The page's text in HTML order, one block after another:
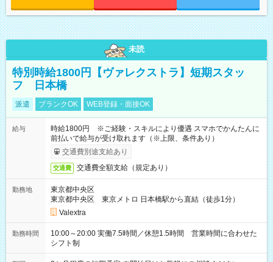
未読
特別時給1800円【ヴァレクストラ】短期スタッ
フ 日本橋
派遣 ブランクOK WEB登録・面接OK
給与
時給1800円 ※ご経験・スキルにより優遇 スマホでかんたんに
前払いで給与が受け取れます（※上限、条件あり）
交通費別途支給あり
交通費 交通費全額支給（規定あり）
勤務地
東京都中央区
東京都中央区 東京メトロ 日本橋駅から直結（徒歩1分）
Valextra
勤務時間
10:00～20:00 実働7.5時間／休憩1.5時間 営業時間に合わせた
シフト制